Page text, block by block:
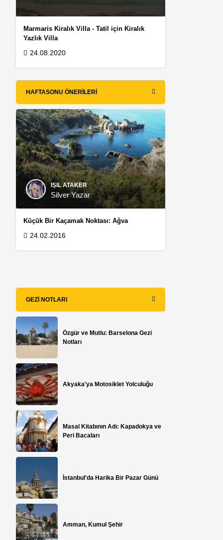
Marmaris Kiralık Villa - Tatil için Kiralık
Yazlık Villa
24.08.2020
HAFTASONU ÖNERILERI
IŞIL ATAKER
Silver Yazar
Küçük Bir Kaçamak Noktası: Ağva
24.02.2016
GEZI NOTLARI
Özgür ve Mutlu: Barselona Gezi
Notları
Akyaka'ya Motosiklet Yolculuğu
​Masal Kitabının Adı: Kapadokya ve
Peri Bacaları
İstanbul'da Harika Bir Pazar Günü
Amman, Kumul Şehir